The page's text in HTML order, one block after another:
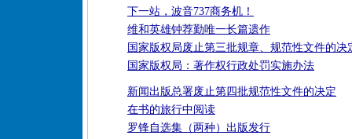
下一站，波音737商务机！
维和英雄钟荐勤唯一长篇遗作
国家版权局废止第三批规章、规范性文件的决
国家版权局：著作权行政处罚实施办法
新闻出版总署废止第四批规范性文件的决定
在书的旅行中阅读
罗锋自选集（两种）出版发行